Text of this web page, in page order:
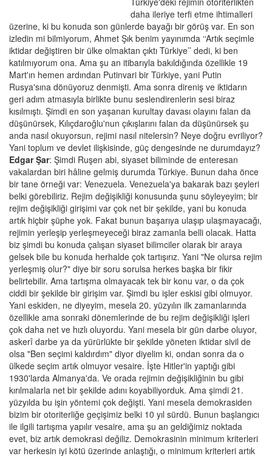
daha ileriye terfi etme ihtimalleri
üzerine, ki bu konuda son günlerde bayağı bir görüş var. En son
izledin mi bilmiyorum, Ahmet Şık benim yayınımda ‘‘Artık seçimle
iktidar değiştiren bir ülke olmaktan çıktı Türkiye’’ dedi, ki ben
katılmıyorum ona. Ama şu an itibarıyla bakıldığında özellikle 19
Mart'ın hemen ardından Putinvari bir Türkiye, yani Putin
Rusya'sına dönüyoruz denmişti. Ama sonra direniş ve iktidarın
geri adım atmasıyla birlikte bunu seslendirenlerin sesi biraz
kısılmıştı. Şimdi en son yaşanan kurultay davası olayını falan da
düşünürsek, Kılıçdaroğlu'nun çıkışlarını falan da düşünürsek şu
anda nasıl okuyorsun, rejimi nasıl nitelersin? Neye doğru evriliyor?
Yani toplum ve devlet ilişkisinde, güç dengesinde ne durumdayız?
Edgar Şar: Şimdi Ruşen abi, siyaset biliminde de enteresan
vakalardan biri hâline gelmiş durumda Türkiye. Bunun daha önce
bir tane örneği var: Venezuela. Venezuela'ya bakarak bazı şeyleri
belki görebiliriz. Rejim değişikliği konusunda şunu söyleyeyim; bir
rejim değişikliği girişimi var çok net bir şekilde, yani bu konuda
artık hiçbir şüphe yok. Fakat bunun başarıya ulaşıp ulaşmayacağı,
rejimin yerleşip yerleşmeyeceği biraz zamanla belli olacak. Hatta
biz şimdi bu konuda çalışan siyaset bilimciler olarak bir araya
gelsek bile bu konuda herhalde çok tartışırız. Yani "Ne olursa rejim
yerleşmiş olur?" diye bir soru sorulsa herkes başka bir fikir
belirtebilir. Ama tartışma olmayacak tek bir konu var, o da çok
ciddi bir şekilde bir girişim var. Şimdi bu işler eskisi gibi olmuyor.
Yani eskiden, ne diyeyim, mesela 20. yüzyılın ilk zamanlarında
özellikle ama sonraki dönemlerinde de bu rejim değişikliği işleri
çok daha net ve hızlı oluyordu. Yani mesela bir gün darbe oluyor,
askerî darbe ya da yürürlükte bir şekilde yöneten iktidar sivil de
olsa "Ben seçimi kaldırdım" diyor diyelim ki, ondan sonra da o
ülkede seçim artık olmuyor vesaire. İşte Hitler'in yaptığı gibi
1930'larda Almanya'da. Ve orada rejimin değişikliğinin bu gibi
kırılmalarla net bir şekilde adını koyabiliyorduk. Ama şimdi 21.
yüzyılda bu işin yöntemi çok değişti. Yani mesela demokrasiden
bizim bir otoriterliğe geçişimiz belki 10 yıl sürdü. Bunun başlangıcı
ile ilgili tartışma yapılır vesaire, ama şu an geldiğimiz noktada
evet, biz artık demokrasi değiliz. Demokrasinin minimum kriterleri
var herkesin iyi kötü üzerinde anlaştığı, o minimum kriterleri artık